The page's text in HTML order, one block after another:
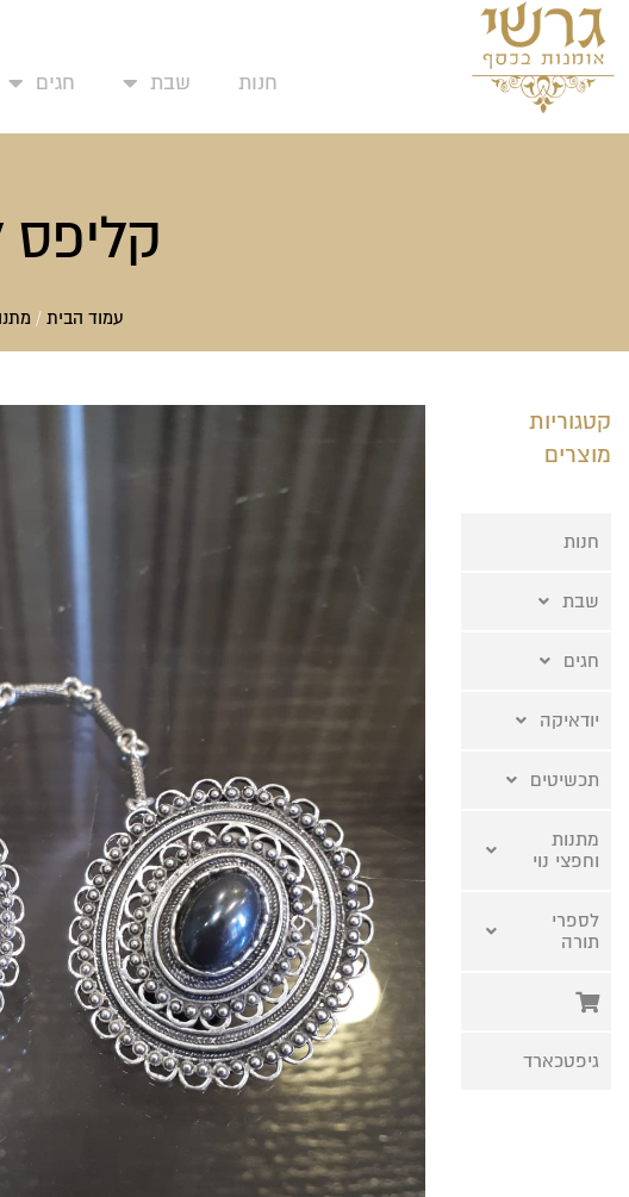
דילוג
לתוכן
חנות שבת חגים
קליפס
עמוד הבית /
קטגוריות
מוצרים
חנות
שבת
חגים
יודאיקה
תכשיטים
מתנות
וחפצי נוי
לספרי
תורה
גיפטכארד